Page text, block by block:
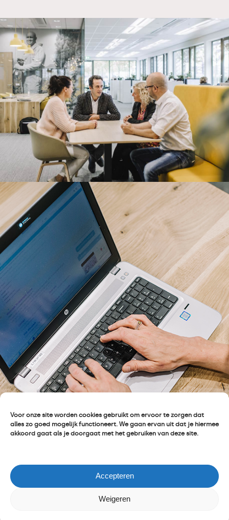
Voor onze site worden cookies gebruikt om ervoor te zorgen dat
alles zo goed mogelijk functioneert. We gaan ervan uit dat je hiermee
akkoord gaat als je doorgaat met het gebruiken van deze site.
Accepteren
Weigeren